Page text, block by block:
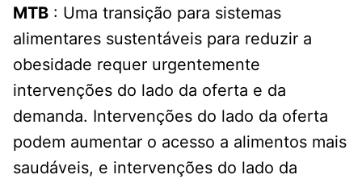
MTB : Uma transição para sistemas
alimentares sustentáveis ​​para reduzir a
obesidade requer urgentemente
intervenções do lado da oferta e da
demanda. Intervenções do lado da oferta
podem aumentar o acesso a alimentos mais
saudáveis, e intervenções do lado da